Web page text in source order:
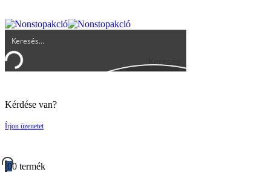
Keresés
Kérdése van?
Írjon üzenetet
00 termék